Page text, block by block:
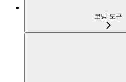
코딩 도구